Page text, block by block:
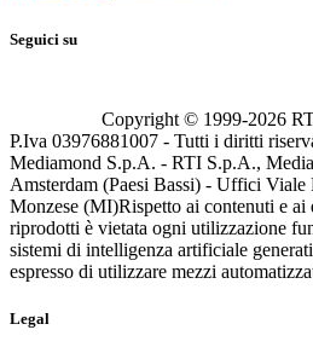
Seguici su
Copyright © 1999-2026
P.Iva 03976881007 - Tutti i diritti
Mediamond S.p.A. - RTI S.p.A.,
Amsterdam (Paesi Bassi) - Uffici
Monzese (MI)Rispetto ai contenuti e ai
riprodotti è vietata ogni utilizzazione
sistemi di intelligenza artificiale
espresso di utilizzare mezzi
Legal